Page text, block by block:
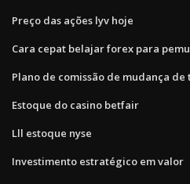
Preço das ações lyv hoje
Cara cepat belajar forex para
Plano de comissão de mudança
Estoque do casino betfair
Lll estoque nyse
Investimento estratégico em valor